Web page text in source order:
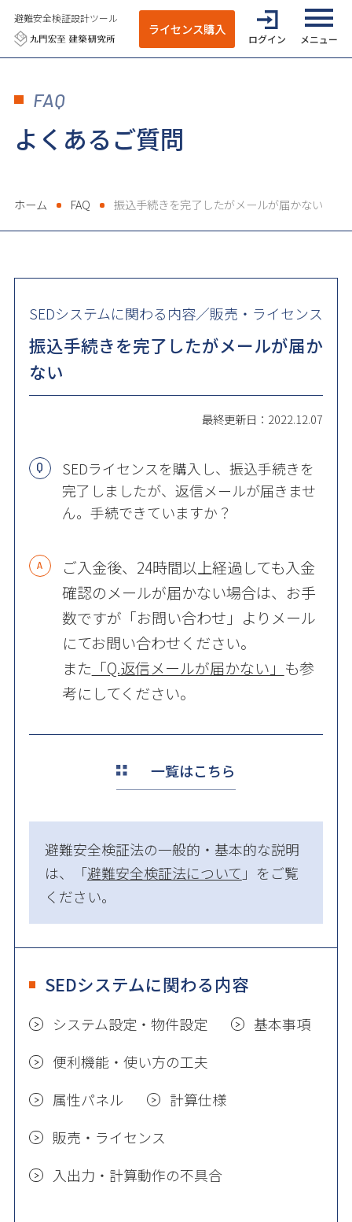
避難安全検証設計ツール
ライセンス購入
ログイン
全てのメニ
FAQ
よくあるご質問
ホーム FAQ 振込手続きを完了したがメールが届かない
SEDシステムに関わる内容／販売・ライセンス
振込手続きを完了したがメールが届か
ない
最終更新日：2022.12.07
SEDライセンスを購入し、振込手続きを
完了しましたが、返信メールが届きませ
ん。手続できていますか？
ご入金後、24時間以上経過しても入金
確認のメールが届かない場合は、お手
数ですが「お問い合わせ」よりメール
にてお問い合わせください。
また 「Q.返信メールが届かない」 も参
考にしてください。
一覧はこちら
避難安全検証法の一般的・基本的な説明
は、「避難安全検証法について 」をご覧
ください。
SEDシステムに関わる内容
システム設定・物件設定
基本事項
便利機能・使い方の工夫
属性パネル
計算仕様
販売・ライセンス
入出力・計算動作の不具合